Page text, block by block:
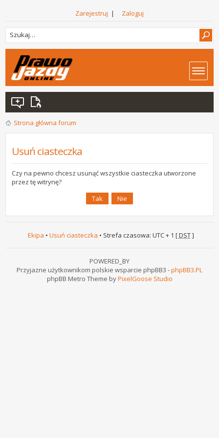
Zarejestruj | Zaloguj
Strona główna forum
Usuń ciasteczka
Czy na pewno chcesz usunąć wszystkie ciasteczka utworzone
przez tę witrynę?
Ekipa • Usuń ciasteczka • Strefa czasowa: UTC + 1 [DST]
POWERED_BY
Przyjazne użytkownikom polskie wsparcie phpBB3 -phpBB3.PL
phpBB Metro Theme byPixelGoose Studio